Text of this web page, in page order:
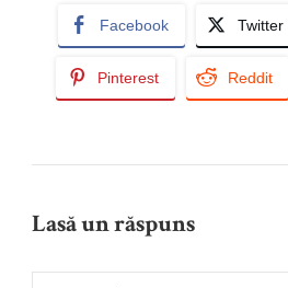
Facebook Twitter
Pinterest Reddit
Lasă un răspuns